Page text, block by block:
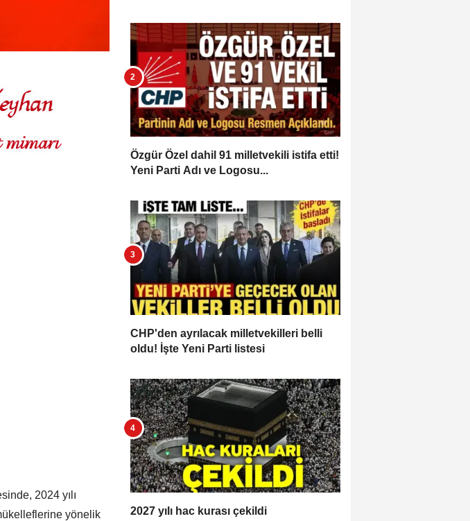
2024 yılı
yönelik
Özgür Özel dahil 91 milletvekili istifa etti!
Yeni Parti Adı ve Logosu...
CHP'den ayrılacak milletvekilleri belli
oldu! İşte Yeni Parti listesi
2027 yılı hac kurası çekildi